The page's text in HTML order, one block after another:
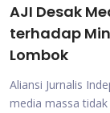
AJI Desak
terhadap
Lombok
Aliansi Jurnalis
media massa